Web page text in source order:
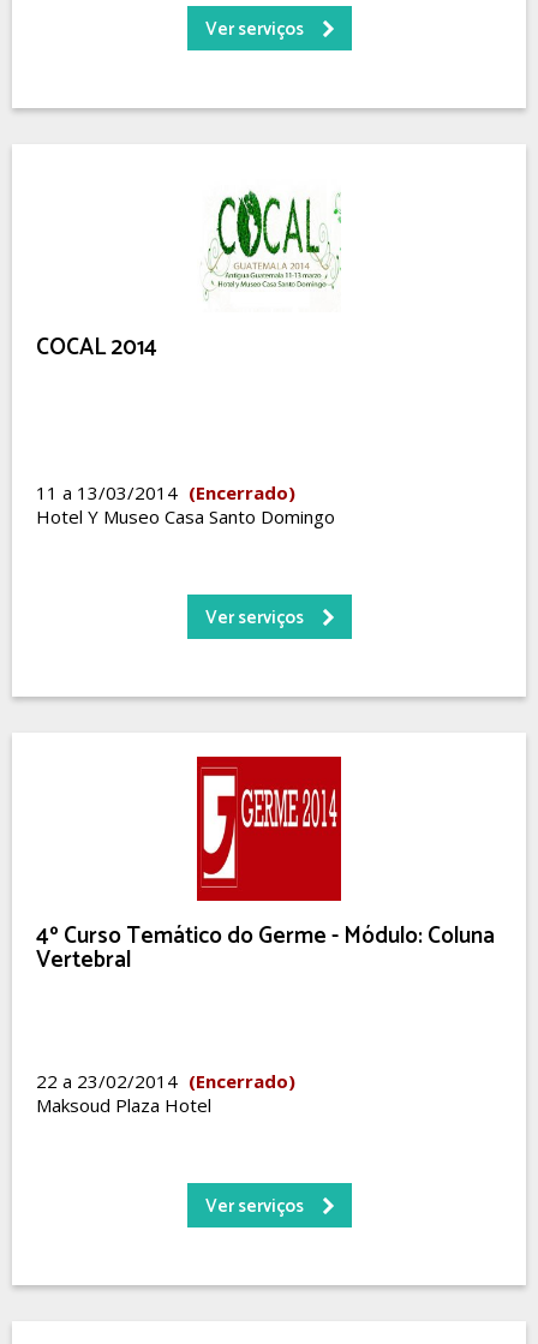
Ver serviços
COCAL 2014
11 a 13/03/2014 (Encerrado)
Hotel Y Museo Casa Santo Domingo
Ver serviços
4º Curso Temático do Germe - Módulo: Coluna
Vertebral
22 a 23/02/2014 (Encerrado)
Maksoud Plaza Hotel
Ver serviços